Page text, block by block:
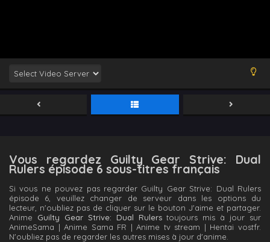
Vous regardez Guilty Gear Strive: Dual
Rulers épisode 6 sous-titres français
Si vous ne pouvez pas regarder Guilty Gear Strive: Dual Rulers
épisode 6, veuillez changer de serveur dans les options du
lecteur, n'oubliez pas de cliquer sur le bouton J'aime et partager.
Anime Guilty Gear Strive: Dual Rulerstoujours mis à jour sur
AnimeSama | Anime Sama FR | Anime tv stream | Hentai vostfr.
N'oubliez pas de regarder les autres mises à jour d'anime.